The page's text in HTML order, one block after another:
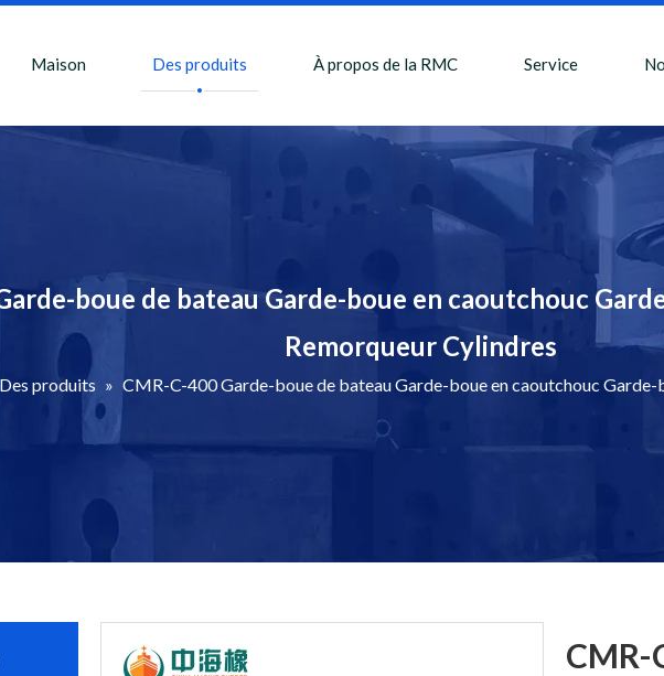
Maison Des produits À propos de la RMC Service
boue de bateau Garde-boue en caoutchouc
Remorqueur Cylindres
Des produits » CMR-C-400 Garde-boue de bateau Garde-boue en caoutchouc
CMR-